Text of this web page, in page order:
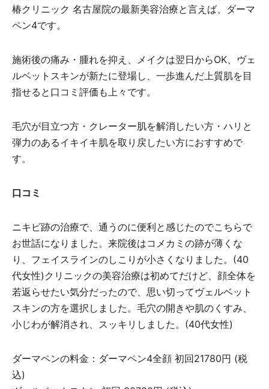
椿クリニック 名古屋院の最新美容治療と言えば、ダーマ
ペン4です。
施術後の痛み・腫れを抑え、メイクは翌日からOK、ヴェ
ルベットスキンが新たに登場し、一歩進んだ上質肌を目
指せると口コミ評価も上々です。
毛穴が目立つ方・クレーター肌を解消したい方・ハリと
弾力のあるイキイキ肌を取り戻したい方におすすめで
す。
口コミ
ニキビ跡の治療で、通うのに便利と感じたのでこちらで
お世話になりました。来院後はコメカミの跡が薄くな
り、フェイスラインのしこりが小さくなりました。(40
代女性)クリニックの美容治療は初めてだけど、顔全体を
若返らせたい気分だったので、思い切ってヴェルベット
スキンの方を選択しました。毛穴の開きや肌のくすみ、
小じわが解消され、スッキリしました。(40代女性)
ダーマペンの料金：ダーマペン4全顔 初回21780円 (税
込)